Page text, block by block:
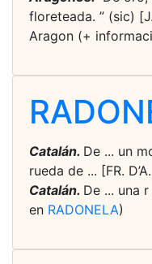
floreteada. ” (sic)
Aragon (+
Catalán. De ... un
rueda de ... [FR.
Catalán. De ... una
en RADONELA)